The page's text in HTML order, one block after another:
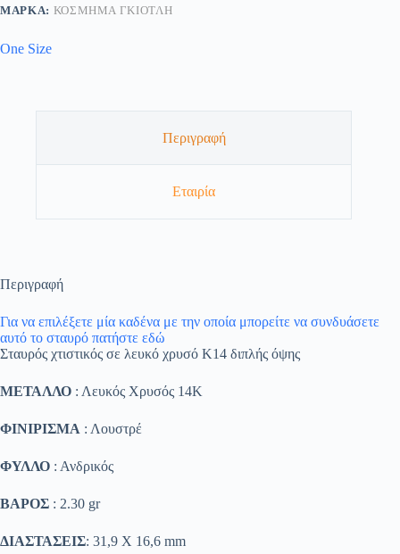
ΜΆΡΚΑ: ΚΟΣΜΗΜΑ ΓΚΙΟΤΛΗ
One Size
Περιγραφή
Εταιρία
Περιγραφή
Για να επιλέξετε μία καδένα με την οποία μπορείτε να συνδυάσετε
αυτό το σταυρό πατήστε εδώ
Σταυρός χτιστικός σε λευκό χρυσό Κ14 διπλής όψης
ΜΕΤΑΛΛΟ : Λευκός Χρυσός 14K
ΦΙΝΙΡΙΣΜΑ : Λουστρέ
ΦΥΛΛΟ : Ανδρικός
ΒΑΡΟΣ : 2.30 gr
ΔΙΑΣΤΑΣΕΙΣ: 31,9 Χ 16,6 mm